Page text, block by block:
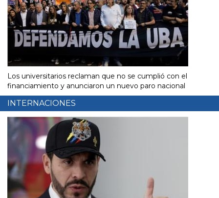
Los universitarios reclaman que no se cumplió con el
financiamiento y anunciaron un nuevo paro nacional
INTERNACIONES